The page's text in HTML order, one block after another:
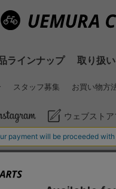
ラインナップ 取り扱
スタッフ募集 お買い物方
ウェブスト